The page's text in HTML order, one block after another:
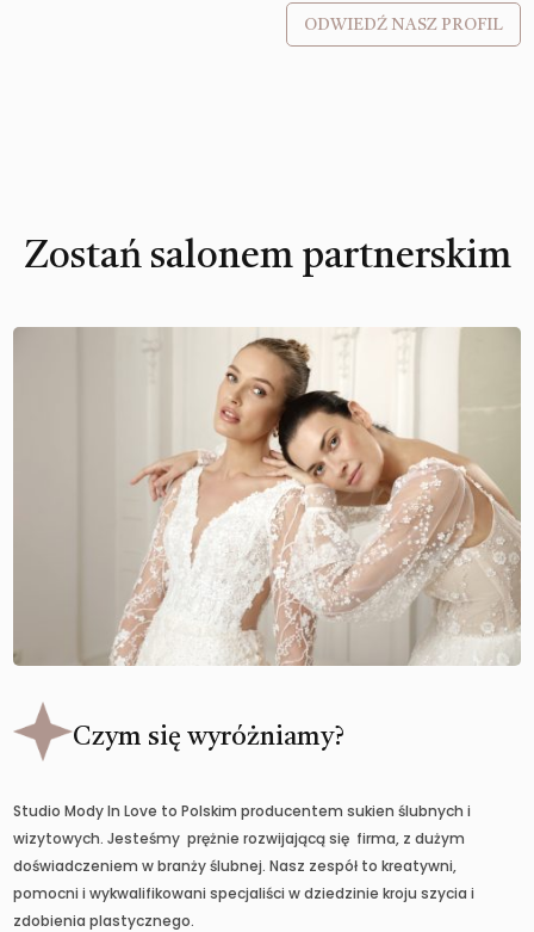
ODWIEDŹ NASZ PROFIL
Zostań salonem partnerskim
Czym się wyróżniamy?
Studio Mody In Love to Polskim producentem sukien ślubnych i
wizytowych. Jesteśmy prężnie rozwijającą się firma, z dużym
doświadczeniem w branży ślubnej. Nasz zespół to kreatywni,
pomocni i wykwalifikowani specjaliści w dziedzinie kroju szycia i
zdobienia plastycznego.